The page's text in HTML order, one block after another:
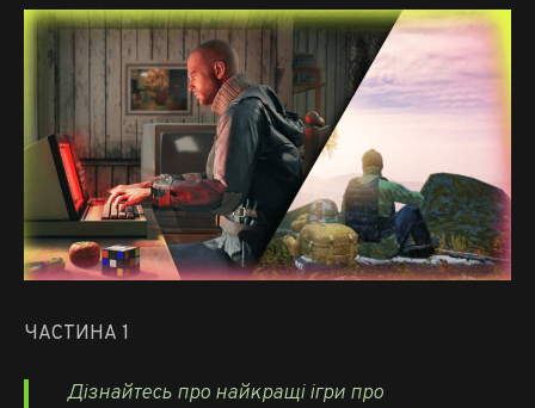
ЧАСТИНА 1
Дізнайтесь про найкращі ігри про